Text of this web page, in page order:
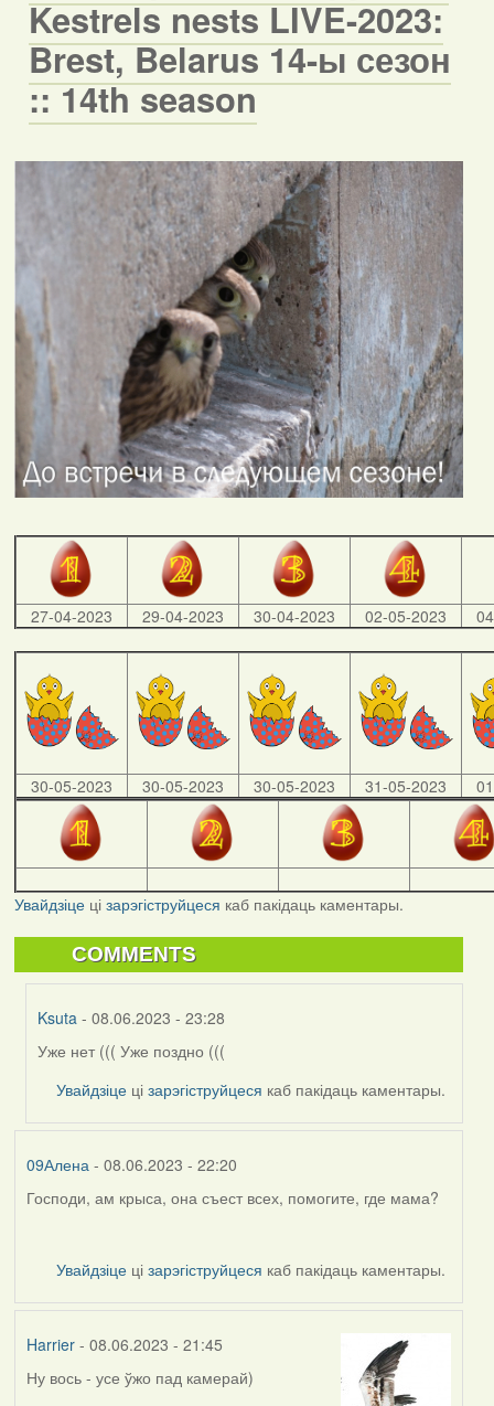
Kestrels nests LIVE-2023:
Brest, Belarus 14-ы сезон
:: 14th season
27-04-2023 29-04-2023 30-04-2023 02-05-2023
30-05-2023 30-05-2023 30-05-2023 31-05-2023
Увайдзіцеці зарэгіструйцеся каб пакідаць каментары.
COMMENTS
Ksuta - 08.06.2023 - 23:28
In
reply
by
Уже нет ((( Уже поздно (((
Увайдзіце цізарэгіструйцеся каб пакідаць каментары.
09Алена- 08.06.2023 - 22:20
Господи, ам крыса, она съест всех, помогите, где мама?
Увайдзіце цізарэгіструйцеся каб пакідаць каментары.
Harrier- 08.06.2023 - 21:45
Ну вось - усе ўжо пад камерай)